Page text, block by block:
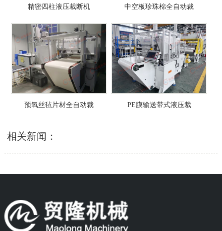
精密四柱液压裁断机 中空板珍珠棉全自动裁
预氧丝毡片材全自动裁 PE膜输送带式液压裁
相关新闻：